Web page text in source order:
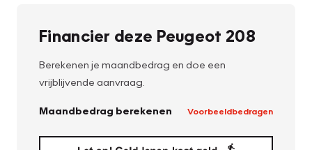
Financier deze Peugeot 208
Berekenen je maandbedrag en doe een
vrijblijvende aanvraag.
Maandbedrag berekenen Voorbeeldbedragen